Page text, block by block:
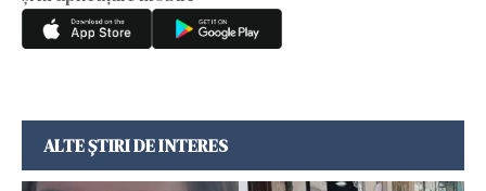
ALTE ȘTIRI DE INTERES